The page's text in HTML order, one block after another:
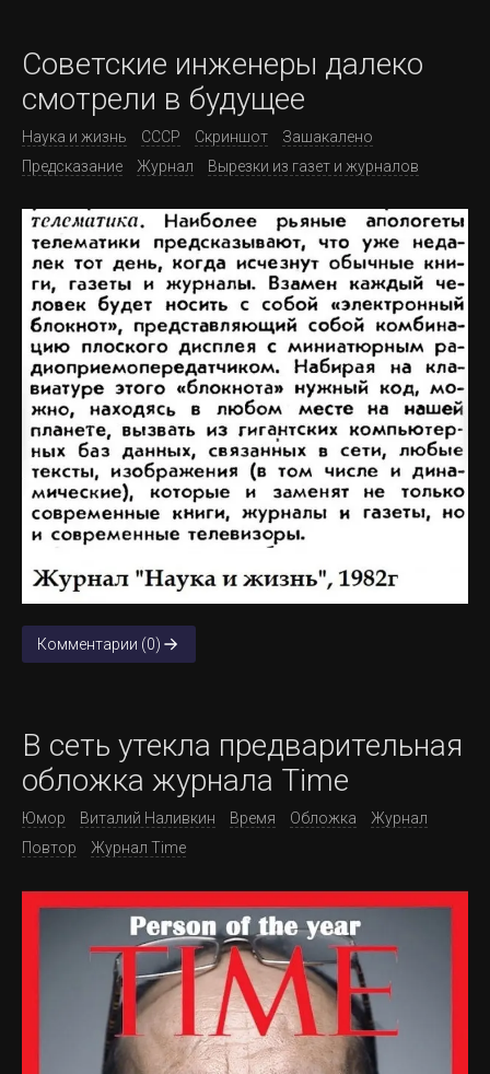
Советские инженеры далеко
смотрели в будущее
Наука и жизнь СССР Скриншот
Зашакалено
Предсказание
Журнал Вырезки из газет и журналов
Комментарии (0)
В сеть утекла предварительная
обложка журнала Time
Юмор Виталий Наливкин Время Обложка
Журнал
Повтор
Журнал Time